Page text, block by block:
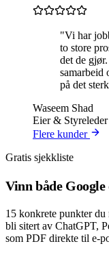
"Vi har
to store
det de
samarbeid
på det
Waseem Shad
Eier &
Flere kunder
Gratis sjekkliste
Vinn både
15 konkrete punkter
bli sitert av ChatGPT,
som PDF direkte til e-